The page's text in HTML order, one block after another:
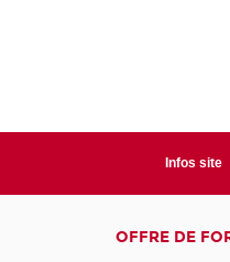
Infos site
OFFRE DE